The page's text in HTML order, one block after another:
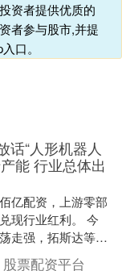
资者提供优质的
者参与股市,并提
口。
话“人形机器人
能 行业总体出
亿配资，上游零部
现行业红利。 今
走强，拓斯达等涨
、宝馨科技午后涨
股票配资平台